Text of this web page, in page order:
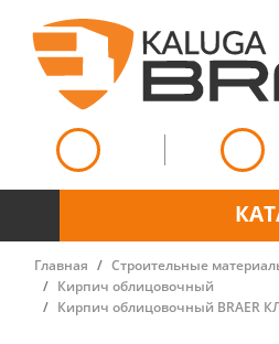
Главная
Строительные
Кирпич облицовочный
Кирпич облицовочный BRAER